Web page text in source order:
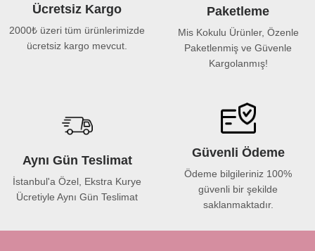
Ücretsiz Kargo
2000₺ üzeri tüm ürünlerimizde
ücretsiz kargo mevcut.
Paketleme
Mis Kokulu Ürünler, Özenle
Paketlenmiş ve Güvenle
Kargolanmış!
Aynı Gün Teslimat
İstanbul'a Özel, Ekstra Kurye
Ücretiyle Aynı Gün Teslimat
Güvenli Ödeme
Ödeme bilgileriniz 100%
güvenli bir şekilde
saklanmaktadır.